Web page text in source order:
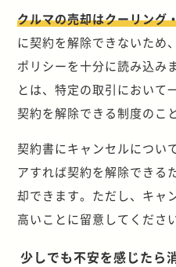
クルマの売却はクーリング
に契約を解除できないため
ポリシーを十分に読み込み
とは、特定の取引において
契約を解除できる制度のこ
契約書にキャンセルについ
アすれば契約を解除できる
却できます。ただし、キャ
高いことに留意してください
少しでも不安を感じたら